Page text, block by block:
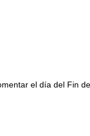
el día del Fin